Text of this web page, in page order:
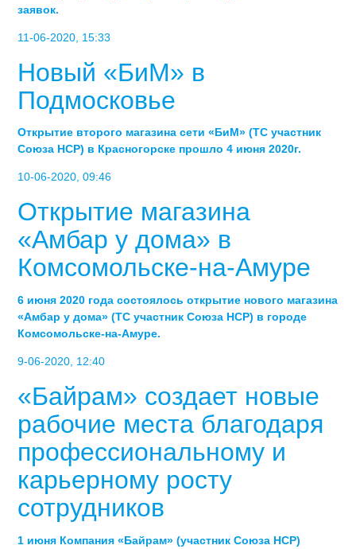
заявок.
11-06-2020, 15:33
Новый «БиМ» в
Подмосковье
Открытие второго магазина сети «БиМ» (ТС участник
Союза НСР) в Красногорске прошло 4 июня 2020г.
10-06-2020, 09:46
Открытие магазина
«Амбар у дома» в
Комсомольске-на-Амуре
6 июня 2020 года состоялось открытие нового магазина
«Амбар у дома» (ТС участник Союза НСР) в городе
Комсомольске-на-Амуре.
9-06-2020, 12:40
«Байрам» создает новые
рабочие места благодаря
профессиональному и
карьерному росту
сотрудников
1 июня Компания «Байрам» (участник Союза НСР)